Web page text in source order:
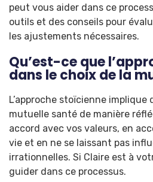
peut vous aider dans ce
outils et des conseils pour
les ajustements nécessaires.
Qu’est-ce que
dans le choix de la
L’approche stoïcienne implique
mutuelle santé de manière
accord avec vos valeurs, en
vie et en ne se laissant pas
irrationnelles. Si Claire est à
guider dans ce processus.